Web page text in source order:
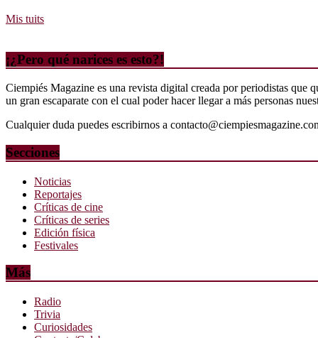
Mis tuits
¡¿Pero qué narices es esto?!
Ciempiés Magazine es una revista digital creada por periodistas que
un gran escaparate con el cual poder hacer llegar a más personas
Cualquier duda puedes escribirnos a
Secciones
Noticias
Reportajes
Críticas de cine
Críticas de series
Edición física
Festivales
Más
Radio
Trivia
Curiosidades